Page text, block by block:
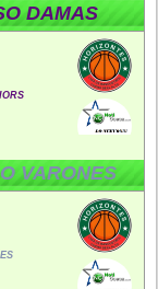
DAMAS
VARONES